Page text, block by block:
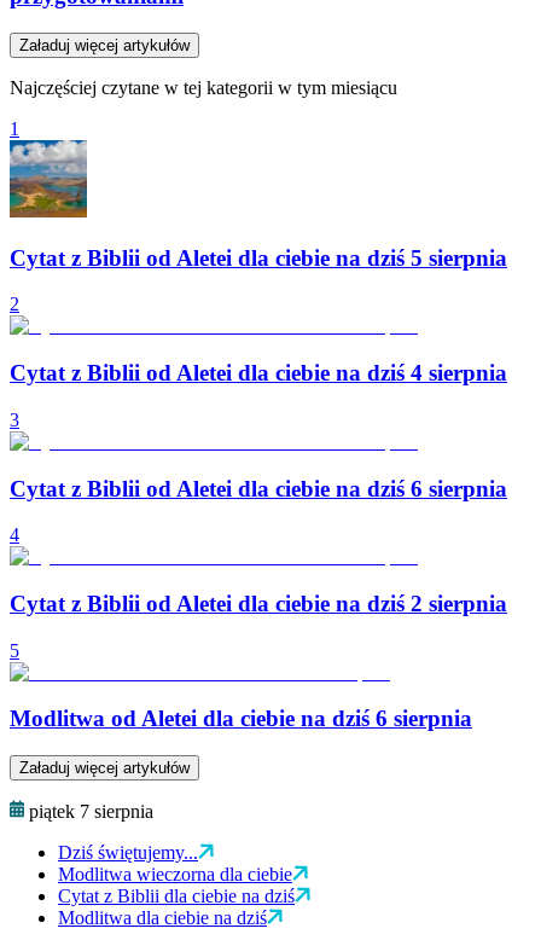
Załaduj więcej artykułów
Najczęściej czytane w tej kategorii w tym miesiącu
1
Cytat z Biblii od Aletei dla ciebie na dziś 5 sierpnia
2
Cytat z Biblii od Aletei dla ciebie na dziś 4 sierpnia
3
Cytat z Biblii od Aletei dla ciebie na dziś 6 sierpnia
4
Cytat z Biblii od Aletei dla ciebie na dziś 2 sierpnia
5
Modlitwa od Aletei dla ciebie na dziś 6 sierpnia
Załaduj więcej artykułów
piątek 7 sierpnia
Dziś świętujemy...
Modlitwa wieczorna dla ciebie
Cytat z Biblii dla ciebie na dziś
Modlitwa dla ciebie na dziś